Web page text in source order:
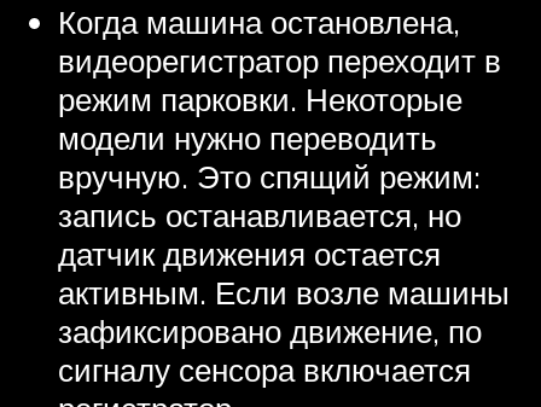
Когда машина остановлена,
видеорегистратор переходит в
режим парковки. Некоторые
модели нужно переводить
вручную. Это спящий режим:
запись останавливается, но
датчик движения остается
активным. Если возле машины
зафиксировано движение, по
сигналу сенсора включается